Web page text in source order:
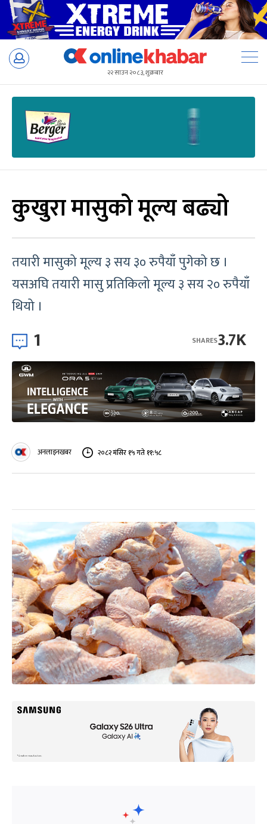
Skip
२२ साउन २०८३, शुक्रबार
कुखुरा मासुको मूल्य बढ्यो
तयारी मासुको मूल्य ३ सय ३० रुपैयाँ पुगेको छ ।
यसअघि तयारी मासु प्रतिकिलो मूल्य ३ सय २० रुपैयाँ
थियो ।
1 3.7K
SHARES
अनलाइनखबर २०८२ मंसिर १५ गते ११:५८